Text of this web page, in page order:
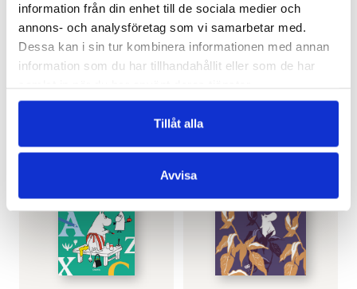
information från din enhet till de sociala medier och
annons- och analysföretag som vi samarbetar med.
Dessa kan i sin tur kombinera informationen med annan
information som du har tillhandahållit eller som de har
Tillåt alla
Avvisa
OTAVA
Mumin
Anteckningsbok
(grön)
€17.60
OTAVA
Mumin
Anteckningsbok
(orange)
€17.60
SLUT I LAGER